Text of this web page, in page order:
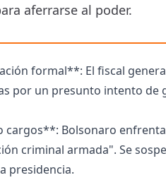
aferrarse al poder.
formal**: El fiscal
por un presunto intento de
cargos**: Bolsonaro
criminal armada". Se
presidencia.